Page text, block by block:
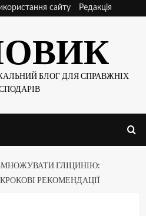
сайту Редакція
БЛОГ ДЛЯ СПРАВЖНІХ
ГЛІЦИНІЮ:
РЕКОМЕНДАЦІЇ